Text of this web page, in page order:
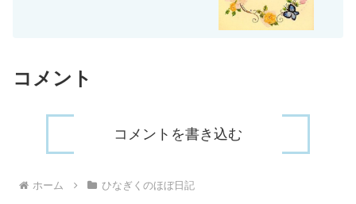
コメント
コメントを書き込む
ホーム ひなぎくのほぼ日記